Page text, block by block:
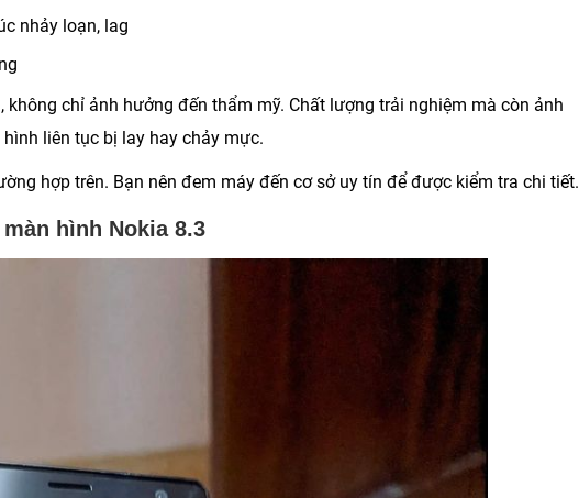
nhảy loạn, lag
chỉ ảnh hưởng đến thẩm mỹ. Chất lượng trải nghiệm mà còn ảnh
liên tục bị lay hay chảy mực.
hợp trên. Bạn nên đem máy đến cơ sở uy tín để được kiểm tra chi tiết.
hình Nokia 8.3